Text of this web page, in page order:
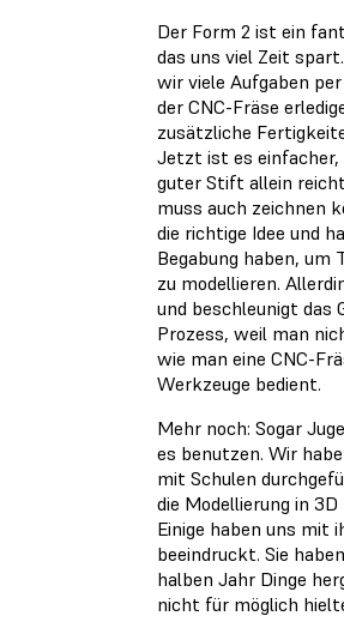
Der Form 2 ist ein
das uns viel Zeit
wir viele Aufgaben
der CNC-Fräse
zusätzliche
Jetzt ist es einfacher,
guter Stift allein
muss auch zeichnen
die richtige Idee und
Begabung haben, um
zu modellieren.
und beschleunigt das
Prozess, weil man
wie man eine CNC-
Werkzeuge bedient.
Mehr noch: Sogar
es benutzen. Wir
mit Schulen
die Modellierung in 3D
Einige haben uns mit
beeindruckt. Sie
halben Jahr Dinge
nicht für möglich